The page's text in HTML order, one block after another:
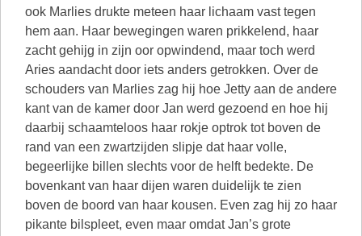
ook Marlies drukte meteen haar lichaam vast tegen
hem aan. Haar bewegingen waren prikkelend, haar
zacht gehijg in zijn oor opwindend, maar toch werd
Aries aandacht door iets anders getrokken. Over de
schouders van Marlies zag hij hoe Jetty aan de andere
kant van de kamer door Jan werd gezoend en hoe hij
daarbij schaamteloos haar rokje optrok tot boven de
rand van een zwartzijden slipje dat haar volle,
begeerlijke billen slechts voor de helft bedekte. De
bovenkant van haar dijen waren duidelijk te zien
boven de boord van haar kousen. Even zag hij zo haar
pikante bilspleet, even maar omdat Jan’s grote